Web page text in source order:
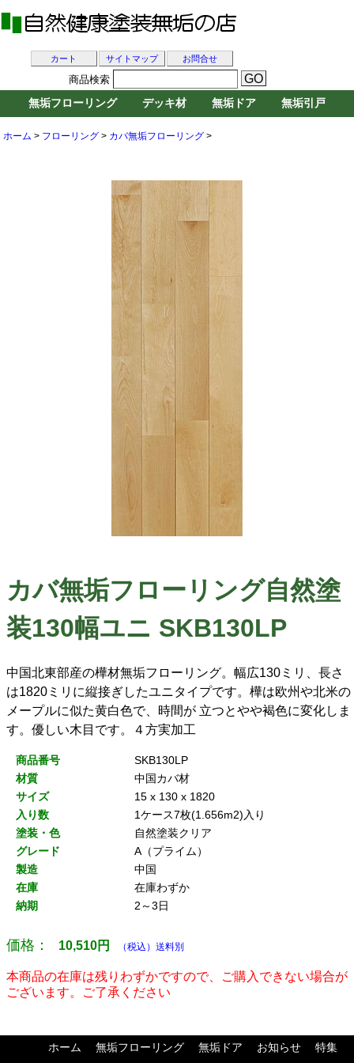
ホーム > フローリング > カバ無垢フローリング >
カバ無垢フローリング自然塗
装130幅ユニ SKB130LP
中国北東部産の樺材無垢フローリング。幅広130ミリ、長さ
は1820ミリに縦接ぎしたユニタイプです。樺は欧州や北米の
メープルに似た黄白色で、時間が 立つとやや褐色に変化しま
す。優しい木目です。４方実加工
商品番号
SKB130LP
材質
中国カバ材
サイズ
15 x 130 x 1820
入り数
1ケース7枚(1.656m2)入り
塗装・色
自然塗装クリア
グレード
A（プライム）
製造
中国
在庫
在庫わずか
納期
2～3日
価格： 10,510円 （税込）送料別
本商品の在庫は残りわずかですので、ご購入できない場合が
ございます。ご了承ください
カート サイトマップ お問合せ
商品検索
無垢フローリング デッキ材 無垢ドア 無垢引戸
ホーム 無垢フローリング 無垢ドア お知らせ 特集